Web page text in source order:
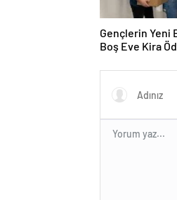
Gençlerin Yeni
Boş Eve Kira